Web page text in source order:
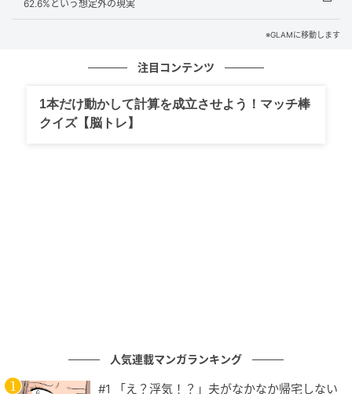
達することもあります。
分厚くなるからです。
「さむい＝氷があつくなる」という関係は、実は私た
ちの身近にある自然現象のひとつなのです。
自然現象である「氷の凍結」になかなか結びつかな
い、秀逸な問題です。
62.6%という想定外の現実
※GLAMに移動します
注目コンテンツ
1本だけ動かして計算を成立させよう！マッチ棒
クイズ【脳トレ】
人気連載マンガランキング
#1 「え？浮気！？」夫がなかなか帰宅しない